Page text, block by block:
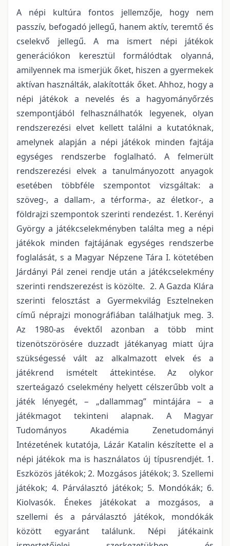
A népi kultúra fontos jellemzője, hogy nem
passzív, befogadó jellegű, hanem aktív, teremtő és
cselekvő jellegű. A ma ismert népi játékok
generációkon keresztül formálódtak olyanná,
amilyennek ma ismerjük őket, hiszen a gyermekek
aktívan használták, alakították őket. Ahhoz, hogy a
népi játékok a nevelés és a hagyományőrzés
szempontjából felhasználhatók legyenek, olyan
rendszerezési elvet kellett találni a kutatóknak,
amelynek alapján a népi játékok minden fajtája
egységes rendszerbe foglalható. A felmerült
rendszerezési elvek a tanulmányozott anyagok
esetében többféle szempontot vizsgáltak: a
szöveg-, a dallam-, a térforma-, az életkor-, a
földrajzi szempontok szerinti rendezést. 1. Kerényi
György a játékcselekményben találta meg a népi
játékok minden fajtájának egységes rendszerbe
foglalását, s a Magyar Népzene Tára I. kötetében
Járdányi Pál zenei rendje után a játékcselekmény
szerinti rendszerezést is közölte. 2. A Gazda Klára
szerinti felosztást a Gyermekvilág Esztelneken
című néprajzi monográfiában találhatjuk meg. 3.
Az 1980-as évektől azonban a több mint
tizenötszörösére duzzadt játékanyag miatt újra
szükségessé vált az alkalmazott elvek és a
játékrend ismételt áttekintése. Az olykor
szerteágazó cselekmény helyett célszerűbb volt a
játék lényegét, − „dallammag” mintájára − a
játékmagot tekinteni alapnak. A Magyar
Tudományos Akadémia Zenetudományi
Intézetének kutatója, Lázár Katalin készítette el a
népi játékok ma is használatos új típusrendjét. 1.
Eszközös játékok; 2. Mozgásos játékok; 3. Szellemi
játékok; 4. Párválasztó játékok; 5. Mondókák; 6.
Kiolvasók. Énekes játékokat a mozgásos, a
szellemi és a párválasztó játékok, mondókák
között egyaránt találunk. Népi játékaink